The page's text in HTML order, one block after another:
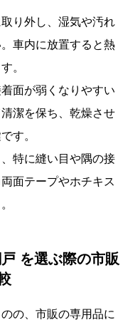
り外し、湿気や汚れ
車内に放置すると熱
。
面が弱くなりやすい
潔を保ち、乾燥させ
す。
特に縫い目や隅の接
面テープやホチキス
を選ぶ際の市販
の、市販の専用品に